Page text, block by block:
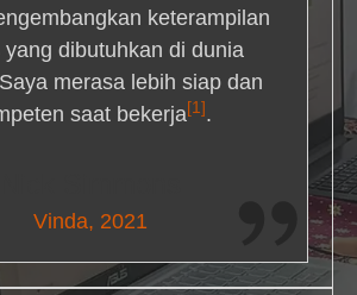
keterampilan
yang dibutuhkan di dunia
merasa lebih siap dan
saat bekerja[1] .
Vinda, 2021